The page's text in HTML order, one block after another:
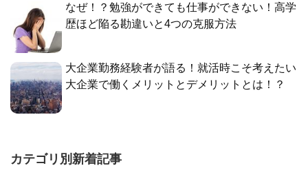
なぜ！？勉強ができても仕事ができない！高学
歴ほど陥る勘違いと4つの克服方法
大企業勤務経験者が語る！就活時こそ考えたい
大企業で働くメリットとデメリットとは！？
カテゴリ別新着記事